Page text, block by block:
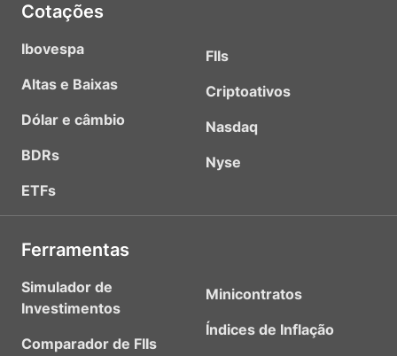
Cotações
Ibovespa
Altas e Baixas
Dólar e câmbio
BDRs
ETFs
FIIs
Criptoativos
Nasdaq
Nyse
Ferramentas
Simulador de
Investimentos
Comparador de FIIs
Minicontratos
Índices de Inflação